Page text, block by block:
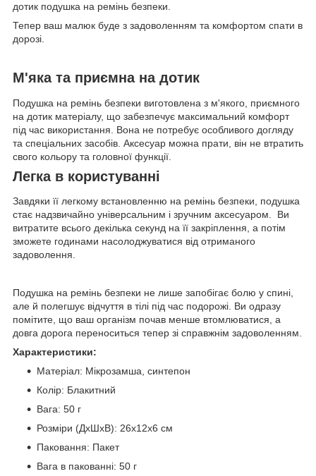
дотик подушка на ремінь безпеки.
Тепeр ваш малюк буде з задоволенням та комфортом спати в
дорозі.
М'яка та приємна на дотик
Подушка на ремінь безпеки виготовлена з м'якого, приємного
на дотик матеріалу, що забезпечує максимальний комфорт
під час використання. Вона не потребує особливого догляду
та спеціальних засобів. Аксесуар можна прати, він не втратить
свого кольору та головної функції.
Легка в користуванні
Завдяки її легкому встановленню на ремінь безпеки, подушка
стає надзвичайно універсальним і зручним аксесуаром. Ви
витратите всього декілька секунд на її закріплення, а потім
зможете годинами насолоджуватися від отриманого
задоволення.
Подушка на ремінь безпеки не лише запобігає болю у спині,
але й полегшує відчуття в тілі під час подорожі. Ви одразу
помітите, що ваш організм почав менше втомлюватися, а
довга дорога переноситься тепер зі справжнім задоволенням.
Характеристики:
Матеріал: Мікрозамша, синтепон
Колiр: Блакитний
Вага: 50 г
Розміри (ДхШхВ): 26х12х6 см
Паковання: Пакет
Вага в пакованні: 50 г